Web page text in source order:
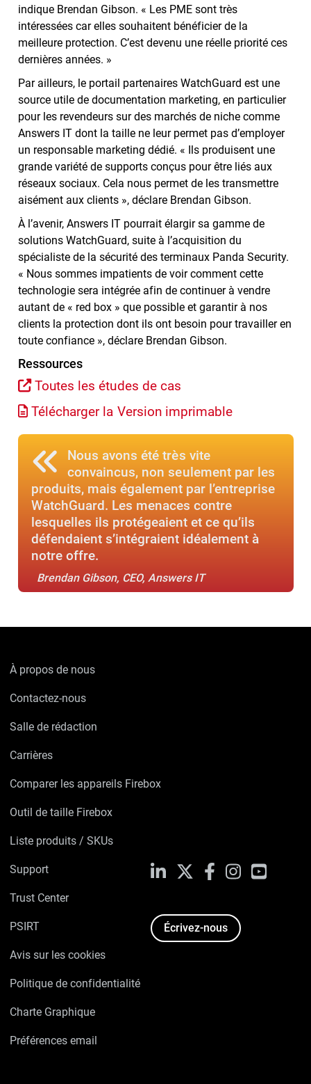
indique Brendan Gibson. « Les PME sont très
intéressées car elles souhaitent bénéficier de la
meilleure protection. C’est devenu une réelle priorité ces
dernières années. »
Par ailleurs, le portail partenaires WatchGuard est une
source utile de documentation marketing, en particulier
pour les revendeurs sur des marchés de niche comme
Answers IT dont la taille ne leur permet pas d’employer
un responsable marketing dédié. « Ils produisent une
grande variété de supports conçus pour être liés aux
réseaux sociaux. Cela nous permet de les transmettre
aisément aux clients », déclare Brendan Gibson.
À l’avenir, Answers IT pourrait élargir sa gamme de
solutions WatchGuard, suite à l’acquisition du
spécialiste de la sécurité des terminaux Panda Security.
« Nous sommes impatients de voir comment cette
technologie sera intégrée afin de continuer à vendre
autant de « red box » que possible et garantir à nos
clients la protection dont ils ont besoin pour travailler en
toute confiance », déclare Brendan Gibson.
Ressources
Toutes les études de cas
Télécharger la Version imprimable
Nous avons été très vite
convaincus, non seulement par les
produits, mais également par l’entreprise
WatchGuard. Les menaces contre
lesquelles ils protégeaient et ce qu’ils
défendaient s’intégraient idéalement à
notre offre.
Brendan Gibson, CEO, Answers IT
À propos de nous
Contactez-nous
Salle de rédaction
Carrières
Comparer les appareils Firebox
Outil de taille Firebox
Liste produits / SKUs
Support
Trust Center
PSIRT
Avis sur les cookies
Politique de confidentialité
Charte Graphique
Préférences email
LinkedIn FacebookInstagramYouTube
Écrivez-nous